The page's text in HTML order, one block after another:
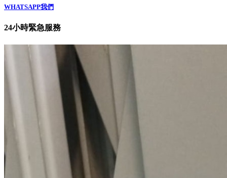
WHATSAPP我們
24小時緊急服務